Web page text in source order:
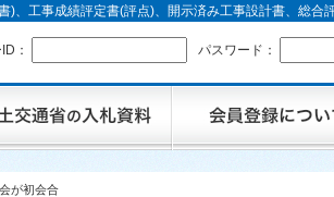
、工事成績評定書(評点)、開示済み工事設計書、総合
：
パスワード：
が初会合